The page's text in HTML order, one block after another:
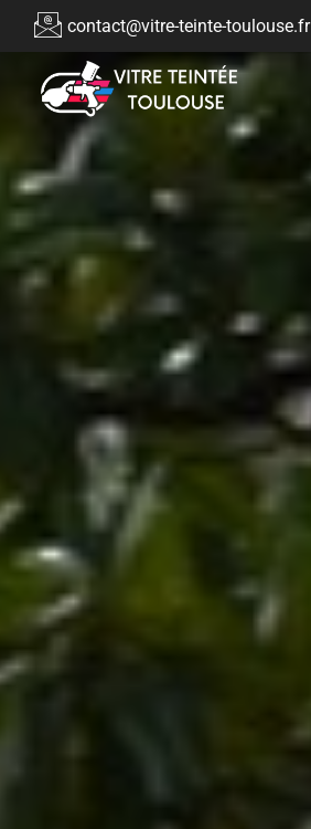
contact@vitre-teinte-toulouse.fr